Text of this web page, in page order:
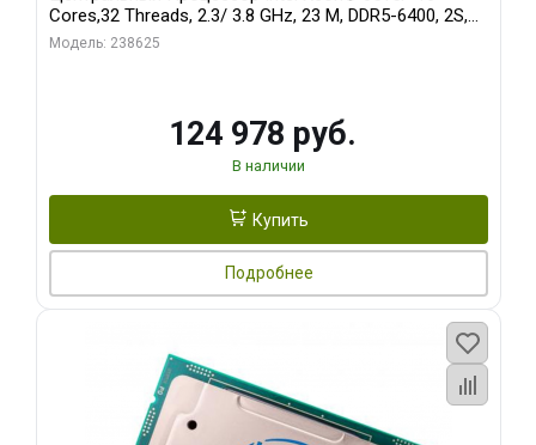
Cores,32 Threads, 2.3/ 3.8 GHz, 23 M, DDR5-6400, 2S,
150W OEM
Модель: 238625
124 978 руб.
В наличии
Купить
Подробнее